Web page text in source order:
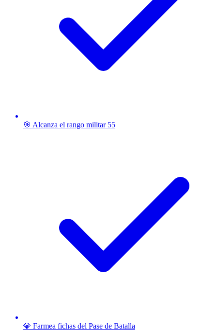
🎯 Alcanza el rango militar 55
💎 Farmea fichas del Pase de Batalla